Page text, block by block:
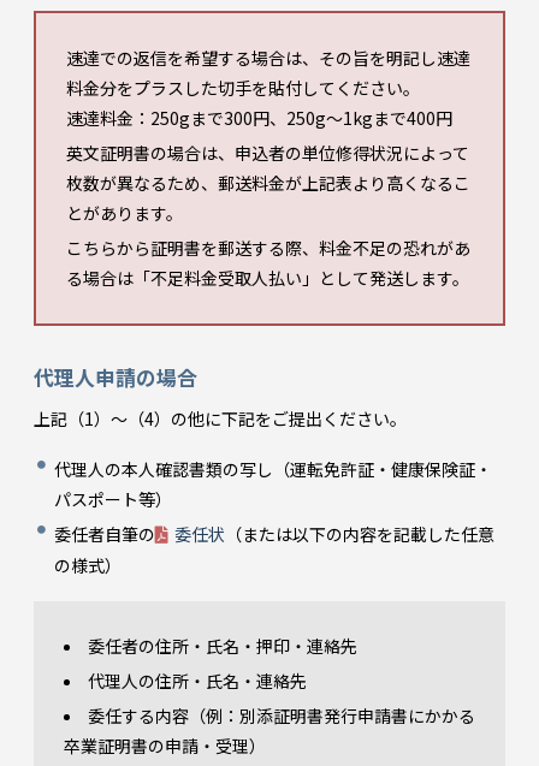
速達での返信を希望する場合は、その旨を明記し速達
料金分をプラスした切手を貼付してください。
速達料金：250gまで300円、250g～1kgまで400円
英文証明書の場合は、申込者の単位修得状況によって
枚数が異なるため、郵送料金が上記表より高くなるこ
とがあります。
こちらから証明書を郵送する際、料金不足の恐れがあ
る場合は「不足料金受取人払い」として発送します。
代理人申請の場合
上記（1）～（4）の他に下記をご提出ください。
代理人の本人確認書類の写し（運転免許証・健康保険証・
パスポート等）
委任者自筆の
委任状 （または以下の内容を記載した任意
の様式）
委任者の住所・氏名・押印・連絡先
代理人の住所・氏名・連絡先
委任する内容（例：別添証明書発行申請書にかかる
卒業証明書の申請・受理）